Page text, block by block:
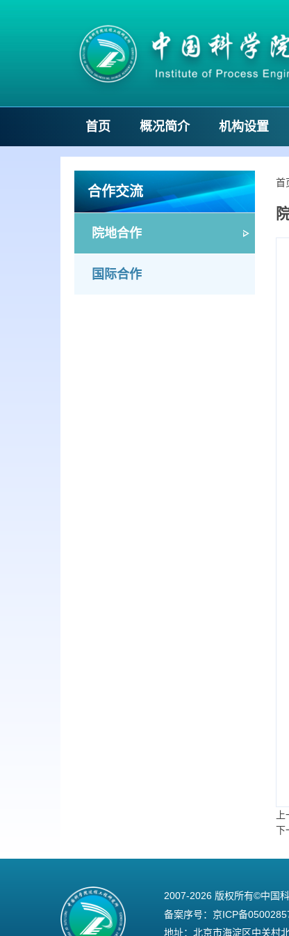
首页 概况简介 机构设置
合作交流
院地合作
国际合作
首
下
2007-2026 版权所有©中国
备案序号： 京ICP备
地址：北京市海淀区中关村